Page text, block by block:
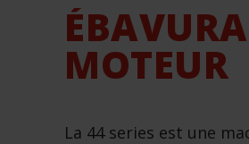
MOTEUR
La 44 series est une